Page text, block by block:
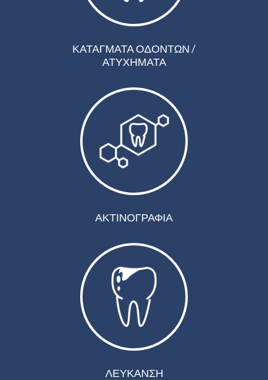
ΚΑΤΑΓΜΑΤΑ ΟΔΟΝΤΩΝ /
ΑΤΥΧΗΜΑΤΑ
ΑΚΤΙΝΟΓΡΑΦΙΑ
ΛΕΥΚΑΝΣΗ